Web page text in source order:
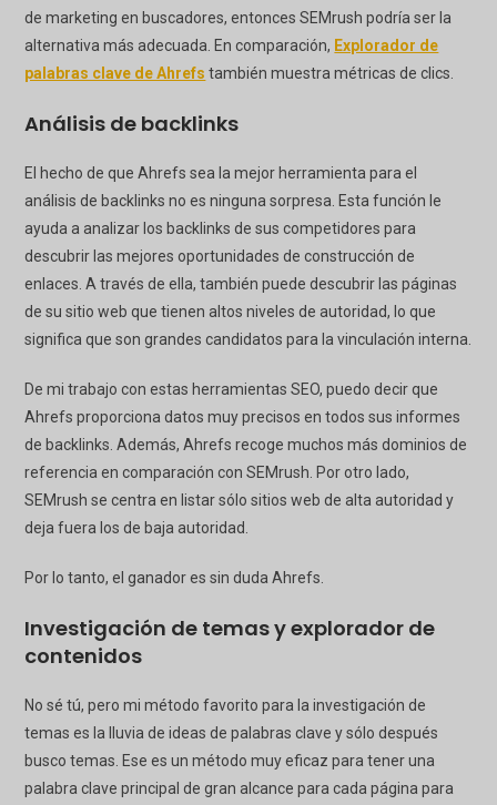
de marketing en buscadores, entonces SEMrush podría ser la
alternativa más adecuada. En comparación, Explorador de
palabras clave de Ahrefs también muestra métricas de clics.
Análisis de backlinks
El hecho de que Ahrefs sea la mejor herramienta para el
análisis de backlinks no es ninguna sorpresa. Esta función le
ayuda a analizar los backlinks de sus competidores para
descubrir las mejores oportunidades de construcción de
enlaces. A través de ella, también puede descubrir las páginas
de su sitio web que tienen altos niveles de autoridad, lo que
significa que son grandes candidatos para la vinculación interna.
De mi trabajo con estas herramientas SEO, puedo decir que
Ahrefs proporciona datos muy precisos en todos sus informes
de backlinks. Además, Ahrefs recoge muchos más dominios de
referencia en comparación con SEMrush. Por otro lado,
SEMrush se centra en listar sólo sitios web de alta autoridad y
deja fuera los de baja autoridad.
Por lo tanto, el ganador es sin duda Ahrefs.
Investigación de temas y explorador de
contenidos
No sé tú, pero mi método favorito para la investigación de
temas es la lluvia de ideas de palabras clave y sólo después
busco temas. Ese es un método muy eficaz para tener una
palabra clave principal de gran alcance para cada página para